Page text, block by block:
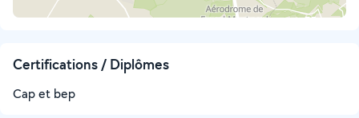
Certifications / Diplômes
Cap et bep